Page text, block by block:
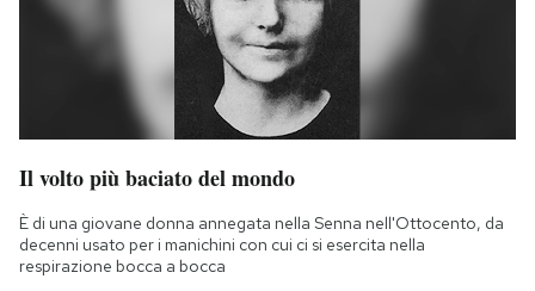
Il volto più baciato del mondo
È di una giovane donna annegata nella Senna nell'Ottocento, da
decenni usato per i manichini con cui ci si esercita nella
respirazione bocca a bocca